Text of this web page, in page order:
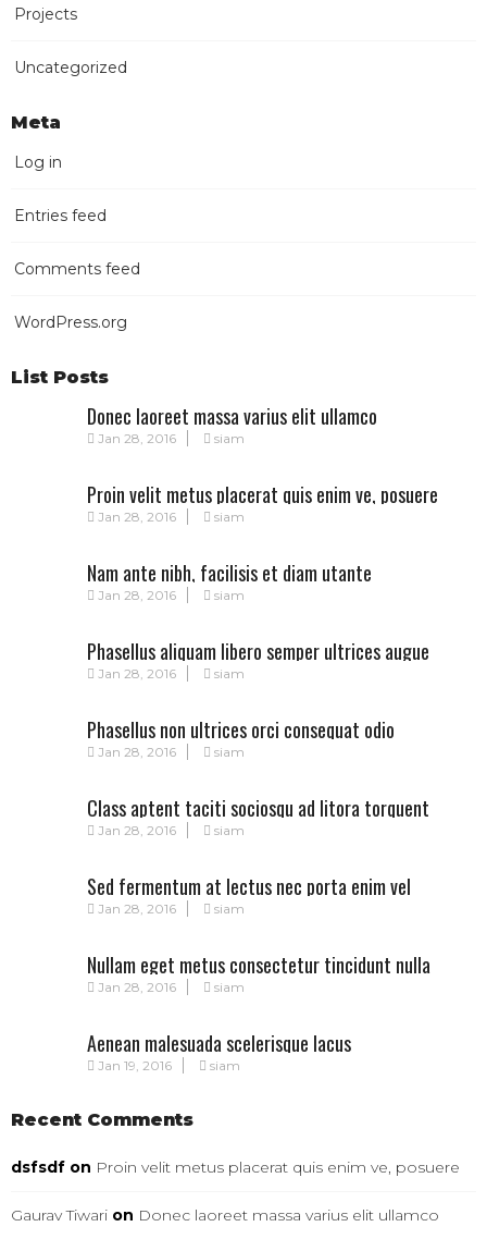
Projects
Uncategorized
Meta
Log in
Entries feed
Comments feed
WordPress.org
List Posts
Donec laoreet massa varius elit ullamco
Jan 28, 2016 siam
Proin velit metus placerat quis enim ve, posuere
Jan 28, 2016 siam
Nam ante nibh, facilisis et diam utante
Jan 28, 2016 siam
Phasellus aliquam libero semper ultrices augue
Jan 28, 2016 siam
Phasellus non ultrices orci consequat odio
Jan 28, 2016 siam
Class aptent taciti sociosqu ad litora torquent
Jan 28, 2016 siam
Sed fermentum at lectus nec porta enim vel
Jan 28, 2016 siam
Nullam eget metus consectetur tincidunt nulla
Jan 28, 2016 siam
Aenean malesuada scelerisque lacus
Jan 19, 2016 siam
Recent Comments
dsfsdf on Proin velit metus placerat quis enim ve, posuere
Gaurav Tiwari on Donec laoreet massa varius elit ullamco